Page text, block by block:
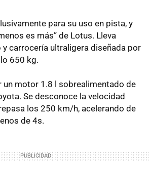
para su uso en pista, y
es más” de Lotus. Lleva
y carrocería ultraligera diseñada por
650 kg.
un motor 1.8 l sobrealimentado de
Se desconoce la velocidad
los 250 km/h, acelerando de
de 4s.